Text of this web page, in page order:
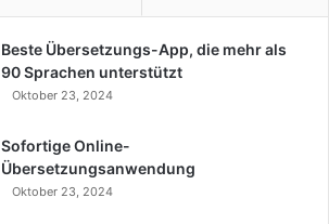
Beste Übersetzungs-App, die mehr als
90 Sprachen unterstützt
Oktober 23, 2024
Sofortige Online-
Übersetzungsanwendung
Oktober 23, 2024